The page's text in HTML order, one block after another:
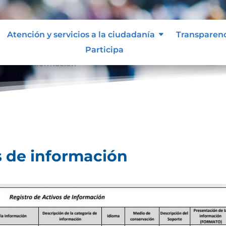
Atención y servicios a la ciudadanía
Participa
de información
de información